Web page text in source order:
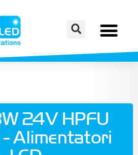
24V HPFU
- Alimentatori